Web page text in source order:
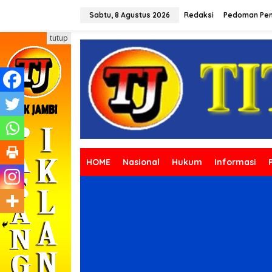
k
e
k
n
Sabtu, 8 Agustus 2026 Redaksi Pedoman
HOME Nasional Hukum Informasi
tutup